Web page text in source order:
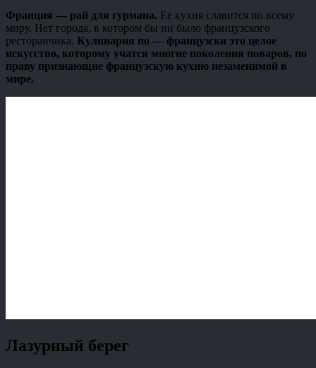
Франция — рай для гурмана. Ее кухня славится по всему
миру. Нет города, в котором бы ни было французского
ресторанчика. Кулинария по — французски это целое
искусство, которому учатся многие поколения поваров, по
праву признающие французскую кухню незаменимой в
мире.
Лазурный берег